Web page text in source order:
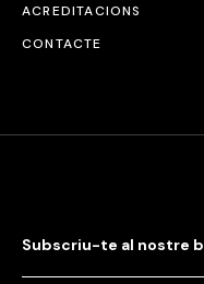
ACREDITACIONS
CONTACTE
Subscriu-te al nostre